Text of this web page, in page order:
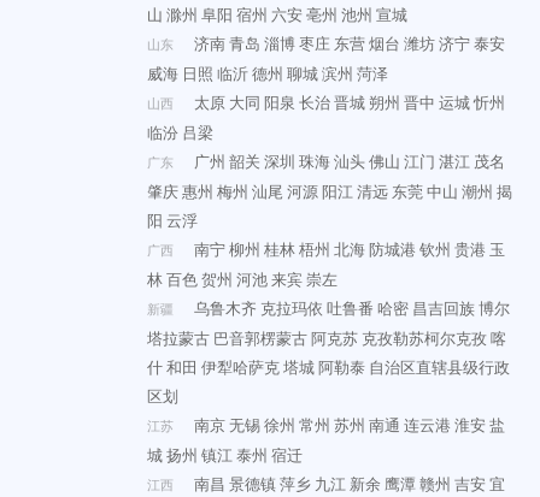
山 滁州 阜阳 宿州 六安亳州 池州 宣城
山东 济南青岛 淄博枣庄 东营烟台 潍坊济宁泰安
威海 日照 临沂德州 聊城滨州 菏泽
山西 太原 大同 阳泉 长治晋城朔州 晋中 运城忻州
临汾 吕梁
广东 广州 韶关 深圳 珠海汕头佛山 江门 湛江 茂名
肇庆惠州 梅州 汕尾 河源阳江清远 东莞中山 潮州 揭
阳 云浮
广西 南宁柳州 桂林梧州 北海防城港钦州 贵港 玉
林百色贺州 河池来宾崇左
新疆 乌鲁木齐 克拉玛依 吐鲁番 哈密 昌吉回族博尔
塔拉蒙古 巴音郭楞蒙古阿克苏 克孜勒苏柯尔克孜喀
什和田 伊犁哈萨克塔城阿勒泰 自治区直辖县级行政
区划
江苏 南京无锡徐州 常州 苏州 南通 连云港淮安盐
城扬州 镇江泰州 宿迁
江西 南昌 景德镇萍乡 九江 新余鹰潭赣州 吉安宜